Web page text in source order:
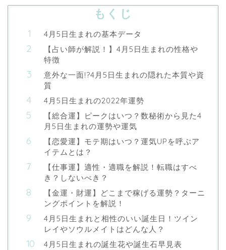
もくじ
4月5日生まれの基本データ
【占い師が解説！】4月5日生まれの性格や
特徴
意外な一面!?4月5日生まれの隠れた本質や資
質
4月5日生まれの2022年運勢
【総合運】ピークはいつ？数秘術から見た4
月5日生まれの運勢や運気
【恋愛運】モテ期はいつ？運気UPを呼ぶア
イテムとは？
【仕事運】適性・適職を解説！転職はすべ
き？しないべき？
【金運・財運】どこまで稼げる運勢？ターニ
ングポイントを解説！
4月5日生まれと相性のいい誕生日！ツイン
レイやソウルメイトはどんな人？
4月5日生まれの誕生花や誕生石早見表